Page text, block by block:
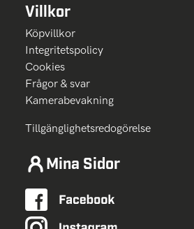
Villkor
Köpvillkor
Integritetspolicy
Cookies
Frågor & svar
Kamerabevakning
Tillgänglighetsredogörelse
Mina Sidor